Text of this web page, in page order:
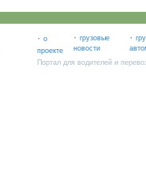
· о
проекте
· грузовые
новости
·
Портал для водителей и